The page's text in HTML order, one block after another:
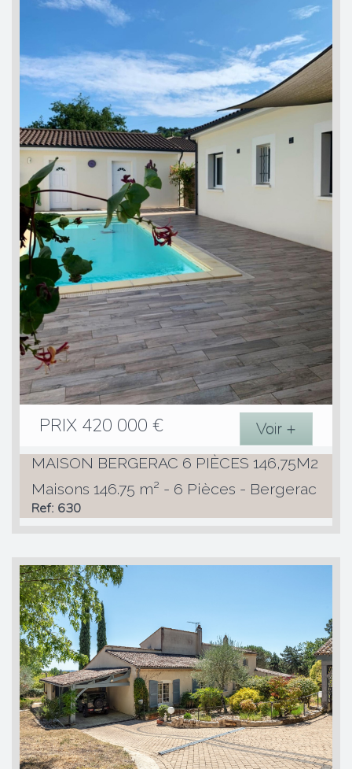
PRIX 420 000 € Voir +
MAISON BERGERAC 6 PIÈCES 146,75M2
Maisons 146.75 m² - 6 Pièces - Bergerac
Ref: 630